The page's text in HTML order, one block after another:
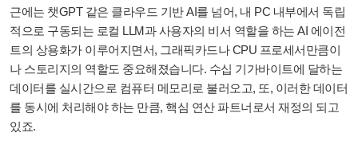
근에는 챗GPT 같은 클라우드 기반 AI를 넘어, 내 PC 내부에서 독립
적으로 구동되는 로컬 LLM과 사용자의 비서 역할을 하는 AI 에이전
트의 상용화가 이루어지면서, 그래픽카드나 CPU 프로세서만큼이
나 스토리지의 역할도 중요해졌습니다. 수십 기가바이트에 달하는
데이터를 실시간으로 컴퓨터 메모리로 불러오고, 또, 이러한 데이터
를 동시에 처리해야 하는 만큼, 핵심 연산 파트너로서 재정의 되고
있죠.